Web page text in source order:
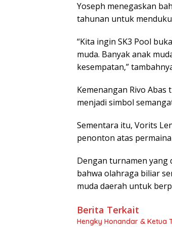
Yoseph menegaskan
tahunan untuk
“Kita ingin SK3 Pool
muda. Banyak anak
kesempatan,”
Kemenangan Rivo
menjadi simbol
Sementara itu, Vorits
penonton atas
Dengan turnamen yang
bahwa olahraga biliar
muda daerah untuk
Berita Terkait
Hengky Honandar & Ketua